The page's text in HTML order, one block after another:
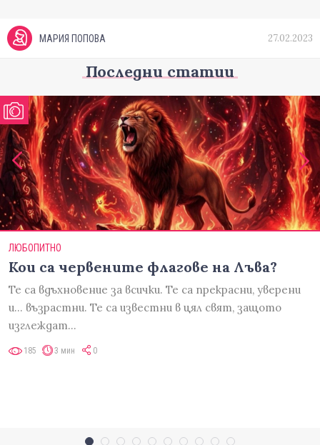
МАРИЯ ПОПОВА 27.02.2023
Последни статии
ЛЮБОПИТНО
Кои са червените флагове на Лъва?
Те са вдъхновение за всички. Те са прекрасни, уверени
и... възрастни. Те са известни в цял свят, защото
изглеждат…
185 3 мин 0